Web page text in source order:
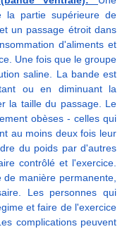
la partie supérieure de
un passage étroit dans
d'aliments et
Une fois que le groupe
saline. La bande est
ou en diminuant la
la taille du passage. Le
obèses - celles qui
au moins deux fois leur
du poids par d'autres
contrôlé et l'exercice.
manière permanente,
Les personnes qui
et faire de l'exercice
complications peuvent